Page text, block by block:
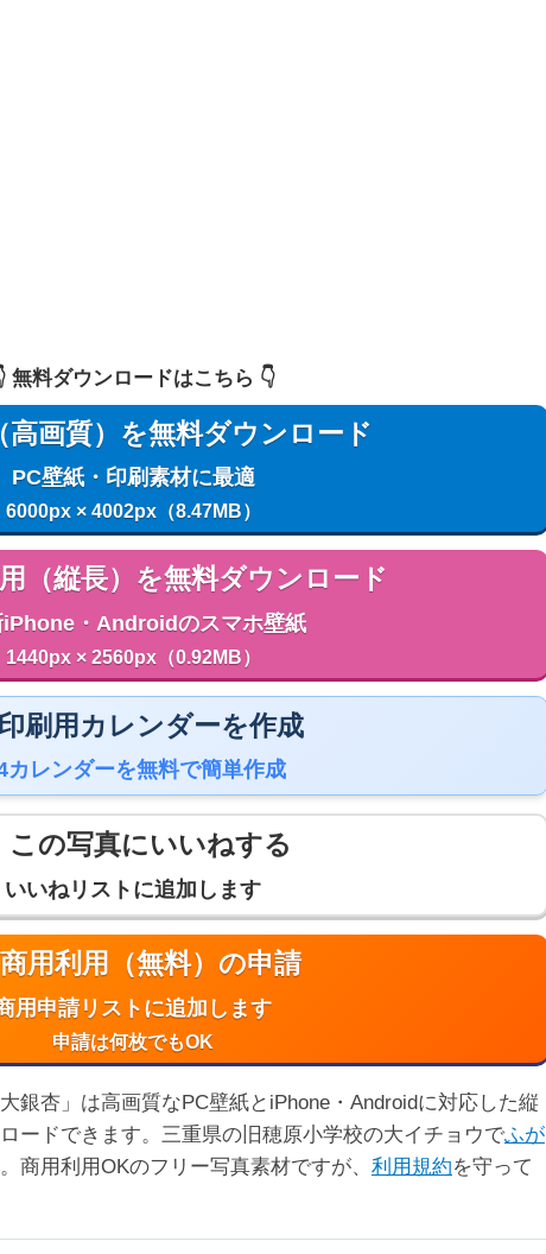
無料ダウンロードはこちら 👇️
高画質）を無料ダウンロード
PC壁紙・印刷素材に最適
6000px × 4002px（8.47MB）
（縦長）を無料ダウンロード
iPhone・Androidのスマホ壁紙
1440px × 2560px（0.92MB）
刷用カレンダーを作成
カレンダーを無料で簡単作成
この写真にいいねする
いいねリストに追加します
用利用（無料）の申請
用申請リストに追加します
申請は何枚でもOK
銀杏」は高画質なPC壁紙とiPhone・Androidに対応した縦
ードできます。三重県の旧穂原小学校の大イチョウでふが
商用利用OKのフリー写真素材ですが、 利用規約を守って